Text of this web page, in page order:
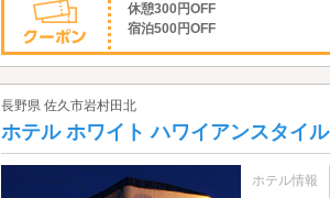
休憩300円OFF
宿泊500円OFF
長野県 佐久市岩村田北
ホテル ホワイト ハワイアンスタイル
ホテル情報